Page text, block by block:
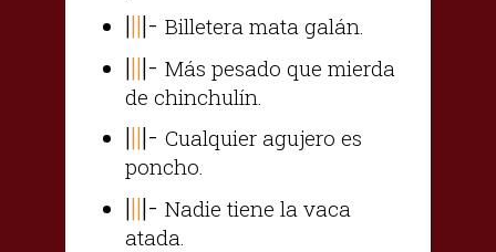
||||- Billetera mata galán.
||||- Más pesado que mierda
de chinchulín.
||||- Cualquier agujero es
poncho.
||||- Nadie tiene la vaca
atada.